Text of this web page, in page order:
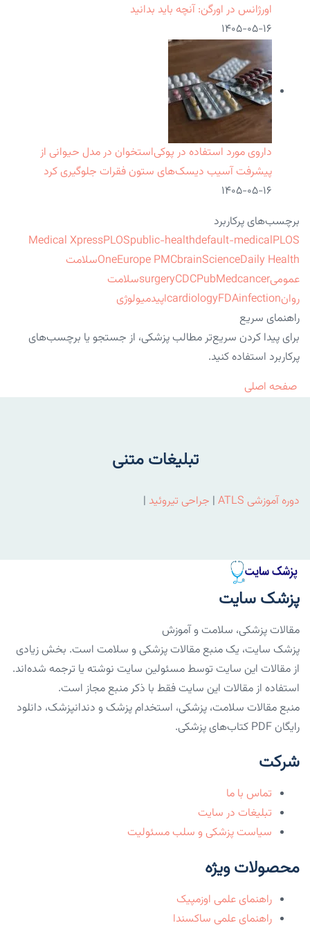
اورژانس در اورگن: آنچه باید بدانید
۱۴۰۵-۰۵-۱۶
داروی مورد استفاده در پوکی‌استخوان در مدل حیوانی از
پیشرفت آسیب دیسک‌های ستون فقرات جلوگیری کرد
۱۴۰۵-۰۵-۱۶
برچسب‌های پرکاربرد
Medical XpressPLOSpublic-healthdefault-medicalPLOS
OneEurope PMCbrainScienceDaily Health
سلامت
عمومی
surgeryCDCPubMedcancer
سلامت
روان
cardiologyFDAinfection
اپیدمیولوژی
راهنمای سریع
برای پیدا کردن سریع‌تر مطالب پزشکی، از جستجو یا برچسب‌های
پرکاربرد استفاده کنید.
صفحه اصلی
تبلیغات متنی
دوره آموزشی ATLS | جراحی تیروئید |
پزشک سایت
مقالات پزشکی، سلامت و آموزش
پزشک سایت، یک منبع مقالات پزشکی و سلامت است. بخش زیادی
از مقالات این سایت توسط مسئولین سایت نوشته یا ترجمه شده‌اند.
استفاده از مقالات این سایت فقط با ذکر منبع مجاز است.
منبع مقالات سلامت، پزشکی، استخدام پزشک و دندانپزشک، دانلود
رایگان PDF کتاب‌های پزشکی.
شرکت
تماس با ما
تبلیغات در سایت
سیاست پزشکی و سلب مسئولیت
محصولات ویژه
راهنمای علمی اوزمپیک
راهنمای علمی ساکسندا